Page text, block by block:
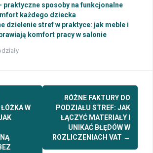
praktyczne sposoby na funkcjonalne
każdego dziecka
dzielenie stref w praktyce: jak meble i
komfort pracy w salonie
W
RÓŻNE FAKTURY DO
PODZIAŁU STREF: JAK
ŁĄCZYĆ MATERIAŁY I
UNIKAĆ BŁĘDÓW W
ROZLICZENIACH VAT →